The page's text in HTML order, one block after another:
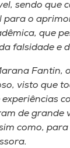
sendo que
para o
que
falsidade e
Fantin,
visto que
de grande
como,